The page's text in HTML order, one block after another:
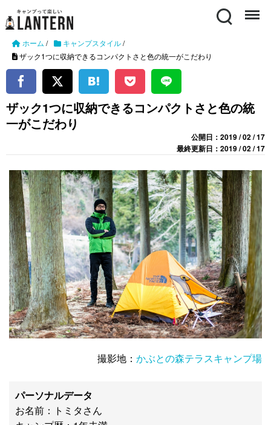
Search Menu
ホーム / キャンプスタイル/
ザック1つに収納できるコンパクトさと色の統一がこだわり
ザック1つに収納できるコンパクトさと色の統
一がこだわり
公開日：2019 / 02 / 17
最終更新日：2019 / 02 / 17
撮影地： かぶとの森テラスキャンプ場
パーソナルデータ
お名前：トミタさん